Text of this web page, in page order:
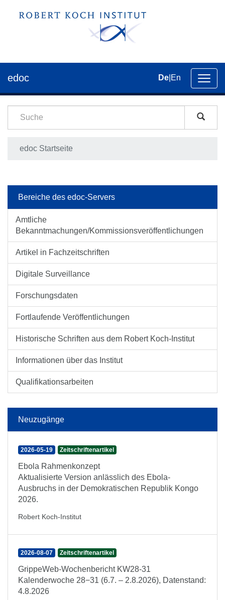
der
edoc De En
edoc Startseite
Bereiche des edoc-Servers
Amtliche
Bekanntmachungen/Kommissionsveröffentlichungen
Artikel in Fachzeitschriften
Digitale Surveillance
Forschungsdaten
Fortlaufende Veröffentlichungen
Historische Schriften aus dem Robert Koch-Institut
Informationen über das Institut
Qualifikationsarbeiten
Neuzugänge
2026-05-19 Zeitschriftenartikel
Ebola Rahmenkonzept
Aktualisierte Version anlässlich des Ebola-
Ausbruchs in der Demokratischen Republik Kongo
2026.
Robert Koch-Institut
2026-08-07 Zeitschriftenartikel
GrippeWeb-Wochenbericht KW28-31
Kalenderwoche 28−31 (6.7. – 2.8.2026), Datenstand:
4.8.2026